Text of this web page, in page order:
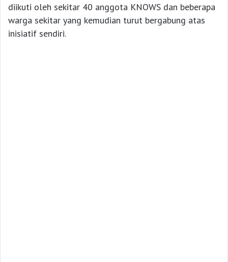
diikuti oleh sekitar 40 anggota KNOWS dan beberapa
warga sekitar yang kemudian turut bergabung atas
inisiatif sendiri.